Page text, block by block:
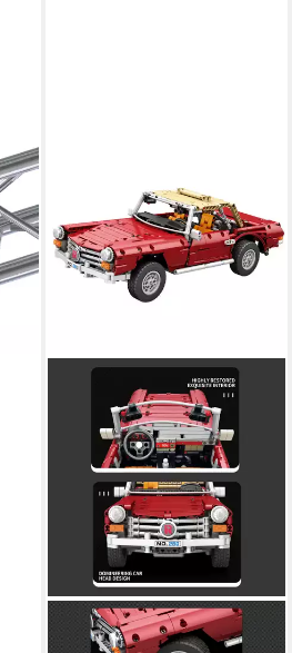
3-
dir
REOBRIX
11005 Spielbausteine,